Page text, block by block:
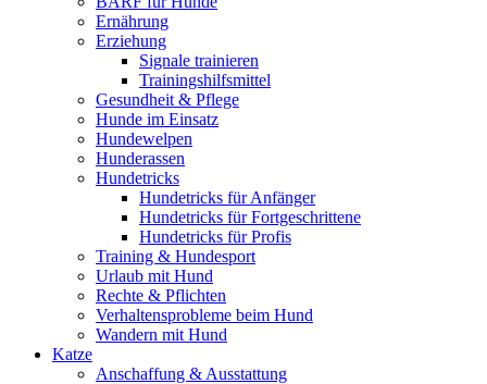
Ernährung
Erziehung
Signale trainieren
Trainingshilfsmittel
Gesundheit & Pflege
Hunde im Einsatz
Hundewelpen
Hunderassen
Hundetricks
Hundetricks für Anfänger
Hundetricks für Fortgeschrittene
Hundetricks für Profis
Training & Hundesport
Urlaub mit Hund
Rechte & Pflichten
Verhaltensprobleme beim Hund
Wandern mit Hund
Katze
Anschaffung & Ausstattung